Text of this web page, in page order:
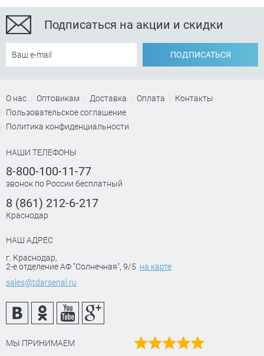
Подписаться на акции и скидки
ПОДПИСАТЬСЯ
О нас Оптовикам Доставка Оплата
Контакты
Пользовательское соглашение
Политика конфиденциальности
НАШИ ТЕЛЕФОНЫ
8-800-100-11-77
звонок по России бесплатный
8 (861) 212-6-217
Краснодар
НАШ АДРЕС
г. Краснодар,
2-е отделение АФ "Солнечная", 9/5 на карте
sales@tdarsenal.ru
МЫ ПРИНИМАЕМ